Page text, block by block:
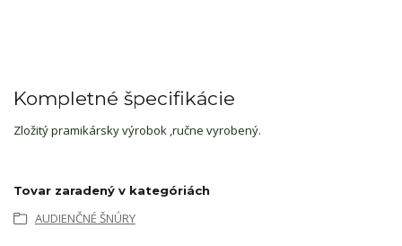
Kompletné špecifikácie
Zložitý pramikársky výrobok ,ručne vyrobený.
Tovar zaradený v kategóriách
AUDIENČNÉ ŠNÚRY